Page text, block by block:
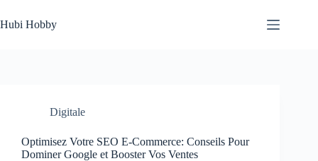
au
contenu
Hubi Hobby
Digitale
Optimisez Votre SEO E-Commerce: Conseils Pour
Dominer Google et Booster Vos Ventes